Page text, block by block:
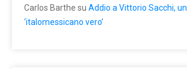
Carlos Barthe su Addio a Vittorio Sacchi, un
‘italomessicano vero’